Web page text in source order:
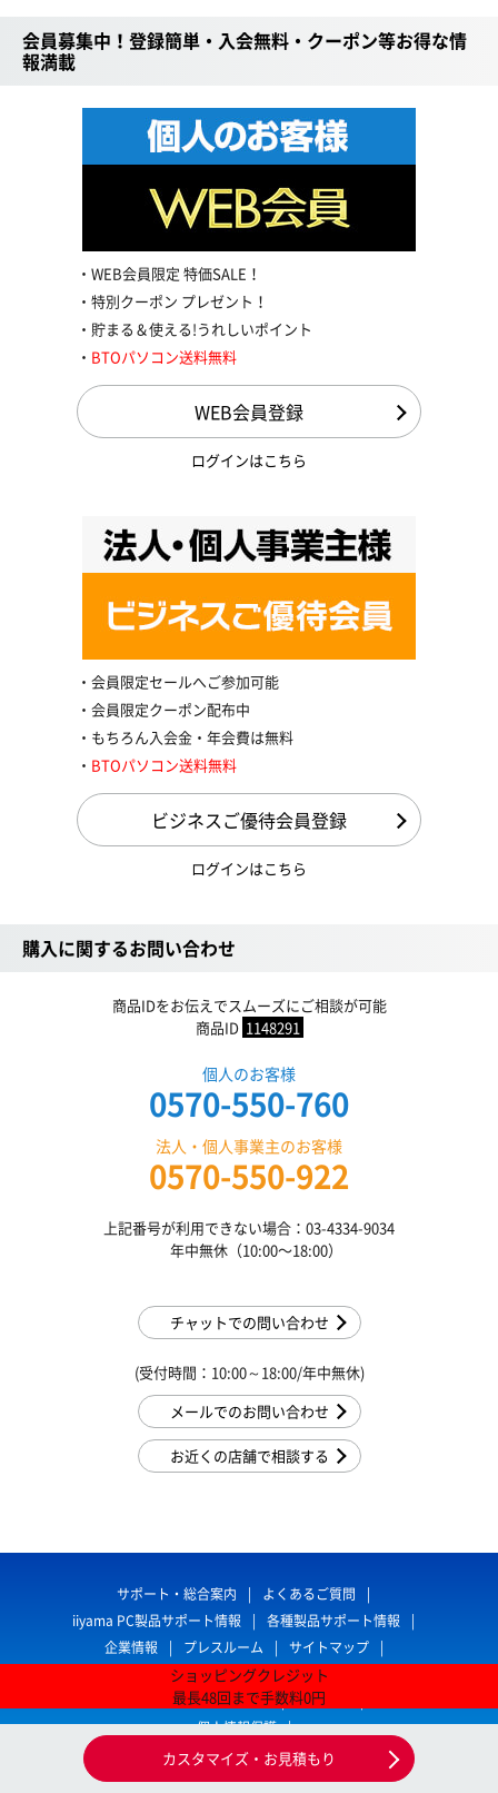
会員募集中！登録簡単・入会無料・クーポン等お得な情
報満載
WEB会員限定 特価SALE！
特別クーポン プレゼント！
貯まる＆使える!うれしいポイント
BTOパソコン送料無料
WEB会員登録
ログインはこちら
会員限定セールへご参加可能
会員限定クーポン配布中
もちろん入会金・年会費は無料
BTOパソコン送料無料
ビジネスご優待会員登録
ログインはこちら
購入に関するお問い合わせ
商品IDをお伝えでスムーズにご相談が可能
商品ID 1148291
個人のお客様
0570-550-760
法人・個人事業主のお客様
0570-550-922
上記番号が利用できない場合：03-4334-9034
年中無休（10:00〜18:00）
チャットでの問い合わせ
(受付時間：10:00～18:00/年中無休)
メールでのお問い合わせ
お近くの店舗で相談する
ショッピングクレジット
最長48回まで手数料0円
カスタマイズ・お見積もり
サポート・総合案内
よくあるご質問
iiyama PC製品サポート情報
各種製品サポート情報
企業情報
プレスルーム
サイトマップ
特定商取引法に基づく表示
古物営業法に基づく表示
利用規約
個人情報保護